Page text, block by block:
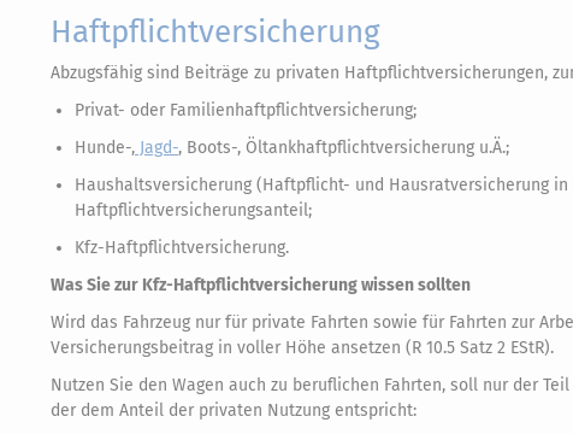
Haftpflichtversicherung
Abzugsfähig sind Beiträge zu privaten Haftpflichtversicherungen,
Privat- oder Familienhaftpflichtversicherung;
Hunde-, Jagd-, Boots-, Öltankhaftpflichtversicherung u.Ä.;
Haushaltsversicherung (Haftpflicht- und Hausratversicherung
Haftpflichtversicherungsanteil;
Kfz-Haftpflichtversicherung.
Was Sie zur Kfz-Haftpflichtversicherung wissen sollten
Wird das Fahrzeug nur für private Fahrten sowie für Fahrten zur
Versicherungsbeitrag in voller Höhe ansetzen (R 10.5 Satz 2 EStR).
Nutzen Sie den Wagen auch zu beruflichen Fahrten, soll nur der
der dem Anteil der privaten Nutzung entspricht: